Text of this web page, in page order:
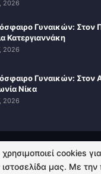
2026
Γυναικών: Στον
Κατεργιαννάκη
2026
Γυναικών: Στον
Νίκα
2026
ΑΠΟΡΡΗΤΟΥ
cookies
ιστοσελίδα μας. Με